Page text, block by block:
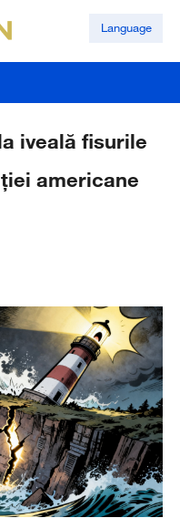
Language
iveală fisurile
americane